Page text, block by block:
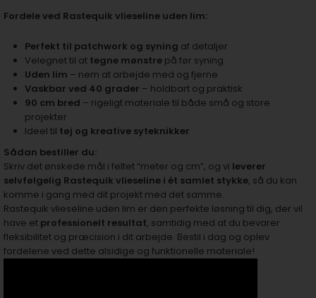
Fordele ved Rastequik vlieseline uden lim:
Perfekt til patchwork og syning af detaljer
Velegnet til at tegne mønstre på før syning
Uden lim – nem at arbejde med og fjerne
Vaskbar ved 40 grader – holdbart og praktisk
90 cm bred – rigeligt materiale til både små og store
projekter
Ideel til tøj og kreative syteknikker
Sådan bestiller du:
Skriv det ønskede mål i feltet “meter og cm”, og vi leverer
selvfølgelig Rastequik vlieseline i ét samlet stykke, så du kan
komme i gang med dit projekt med det samme.
Rastequik vlieseline uden lim er den perfekte løsning til dig, der vil
have et professionelt resultat, samtidig med at du bevarer
fleksibilitet og præcision i dit arbejde. Bestil i dag og oplev
fordelene ved dette alsidige og funktionelle materiale!